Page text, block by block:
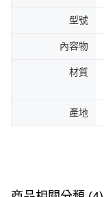
型號
內容物
材質
產地